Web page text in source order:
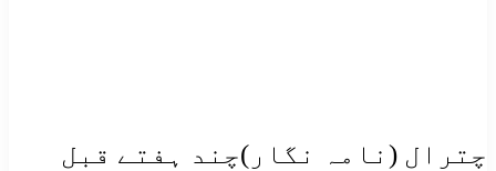
چترال (نامہ نگار)چند ہفتے قبل